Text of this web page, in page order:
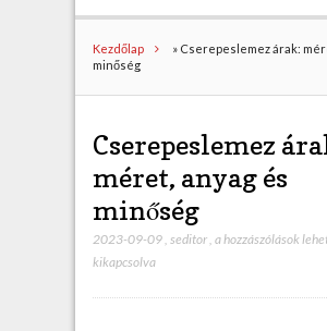
Kezdőlap » Cserepeslemez árak:
minőség
Cserepeslemez
méret, anyag és
minőség
2023-09-09, seditor, C
a hozzászólások
kikapcsolva